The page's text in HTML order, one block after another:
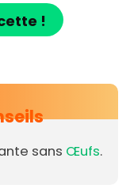
!
sans Œufs.